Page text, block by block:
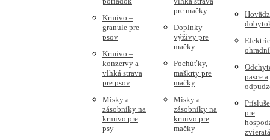
Krmivo –
granule pre
psov
Krmivo –
konzervy a
vlhká strava
pre psov
Misky a
zásobníky na
krmivo pre
psy
pre mačky
Doplnky
výživy pre
mačky
Pochúťky,
maškrty pre
mačky
Misky a
zásobníky na
krmivo pre
mačky
pasce a
pre
zvieratá